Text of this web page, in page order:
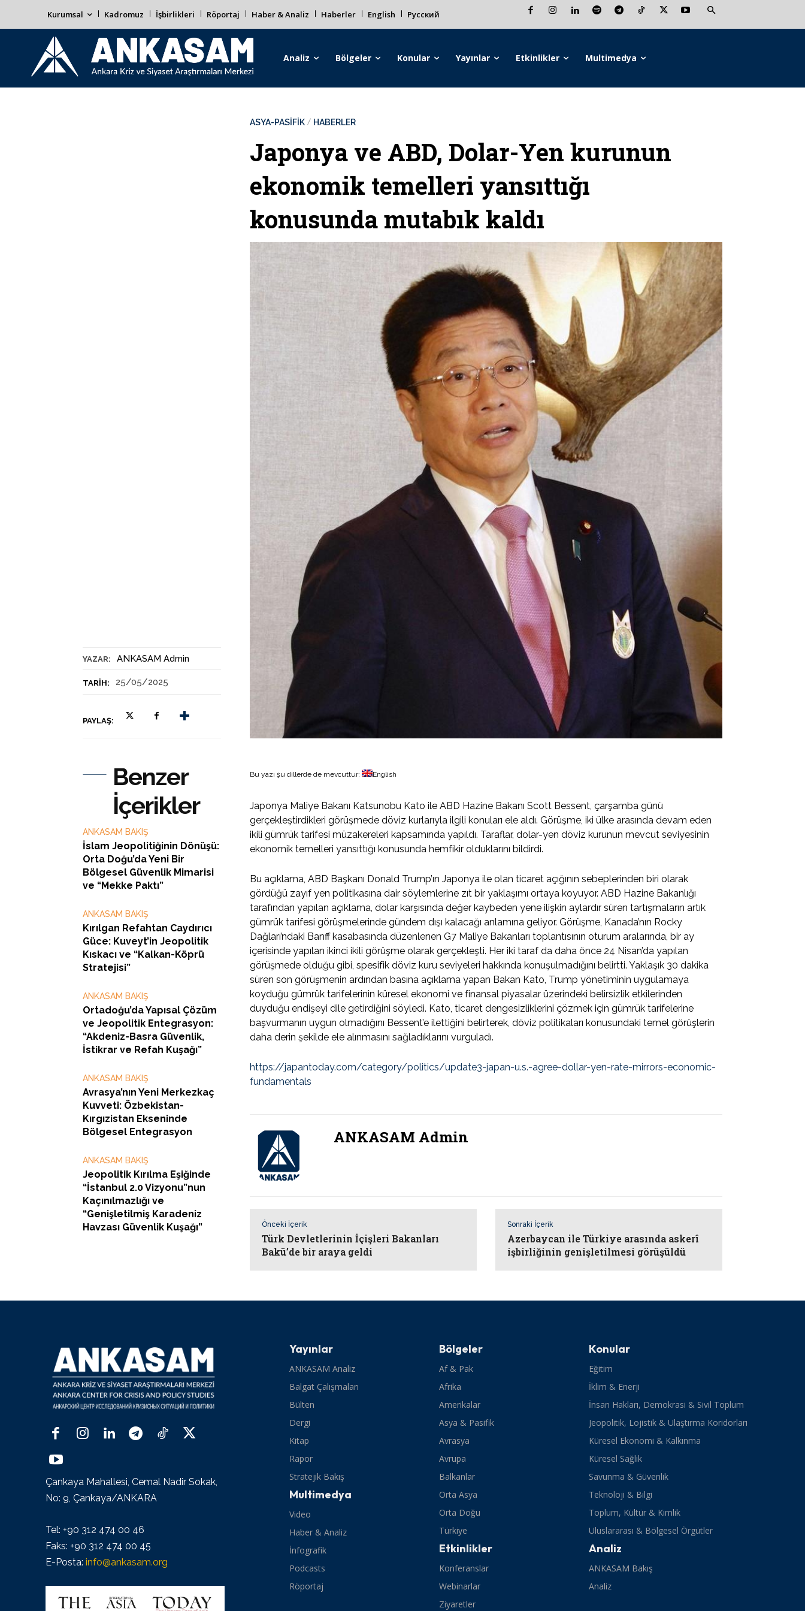
Kurumsal Kadromuz İşbirlikleri Röportaj Haber & Analiz Haberler English Русский
Analiz Bölgeler Konular Yayınlar Etkinlikler Multimedya
YAZAR: ANKASAM Admin
TARIH: 25/05/2025
PAYLAŞ:
ASYA-PASİFİK HABERLER
Japonya ve ABD, Dolar-Yen kurunun
ekonomik temelleri yansıttığı
konusunda mutabık kaldı
Benzer
İçerikler
ANKASAM BAKIŞ
İslam Jeopolitiğinin Dönüşü:
Orta Doğu’da Yeni Bir
Bölgesel Güvenlik Mimarisi
ve “Mekke Paktı”
ANKASAM BAKIŞ
Kırılgan Refahtan Caydırıcı
Güce: Kuveyt’in Jeopolitik
Kıskacı ve “Kalkan-Köprü
Stratejisi”
ANKASAM BAKIŞ
Ortadoğu’da Yapısal Çözüm
ve Jeopolitik Entegrasyon:
“Akdeniz-Basra Güvenlik,
İstikrar ve Refah Kuşağı”
ANKASAM BAKIŞ
Avrasya’nın Yeni Merkezkaç
Kuvveti: Özbekistan-
Kırgızistan Ekseninde
Bölgesel Entegrasyon
ANKASAM BAKIŞ
Jeopolitik Kırılma Eşiğinde
“İstanbul 2.0 Vizyonu”nun
Kaçınılmazlığı ve
“Genişletilmiş Karadeniz
Havzası Güvenlik Kuşağı”
Bu yazı şu dillerde de mevcuttur: English
Japonya Maliye Bakanı Katsunobu Kato ile ABD Hazine Bakanı Scott Bessent, çarşamba günü
gerçekleştirdikleri görüşmede döviz kurlarıyla ilgili konuları ele aldı. Görüşme, iki ülke arasında devam eden
ikili gümrük tarifesi müzakereleri kapsamında yapıldı. Taraflar, dolar-yen döviz kurunun mevcut seviyesinin
ekonomik temelleri yansıttığı konusunda hemfikir olduklarını bildirdi.
Bu açıklama, ABD Başkanı Donald Trump’ın Japonya ile olan ticaret açığının sebeplerinden biri olarak
gördüğü zayıf yen politikasına dair söylemlerine zıt bir yaklaşımı ortaya koyuyor. ABD Hazine Bakanlığı
tarafından yapılan açıklama, dolar karşısında değer kaybeden yene ilişkin aylardır süren tartışmaların artık
gümrük tarifesi görüşmelerinde gündem dışı kalacağı anlamına geliyor. Görüşme, Kanada’nın Rocky
Dağları’ndaki Banff kasabasında düzenlenen G7 Maliye Bakanları toplantısının oturum aralarında, bir ay
içerisinde yapılan ikinci ikili görüşme olarak gerçekleşti. Her iki taraf da daha önce 24 Nisan’da yapılan
görüşmede olduğu gibi, spesifik döviz kuru seviyeleri hakkında konuşulmadığını belirtti. Yaklaşık 30 dakika
süren son görüşmenin ardından basına açıklama yapan Bakan Kato, Trump yönetiminin uygulamaya
koyduğu gümrük tarifelerinin küresel ekonomi ve finansal piyasalar üzerindeki belirsizlik etkilerinden
duyduğu endişeyi dile getirdiğini söyledi. Kato, ticaret dengesizliklerini çözmek için gümrük tarifelerine
başvurmanın uygun olmadığını Bessent’e ilettiğini belirterek, döviz politikaları konusundaki temel görüşlerin
daha derin şekilde ele alınmasını sağladıklarını vurguladı.
https://japantoday.com/category/politics/update3-japan-u.s.-agree-dollar-yen-rate-mirrors-economic-
fundamentals
ANKASAM Admin
Önceki İçerik
Türk Devletlerinin İçişleri Bakanları
Bakü’de bir araya geldi
Sonraki İçerik
Azerbaycan ile Türkiye arasında askerî
işbirliğinin genişletilmesi görüşüldü
Çankaya Mahallesi, Cemal Nadir Sokak,
No: 9, Çankaya/ANKARA
Tel: +90 312 474 00 46
Faks: +90 312 474 00 45
E-Posta: info@ankasam.org
Yayınlar
ANKASAM Analiz
Balgat Çalışmaları
Bülten
Dergi
Kitap
Rapor
Stratejik Bakış
Multimedya
Video
Haber & Analiz
İnfografik
Podcasts
Röportaj
Bölgeler
Af & Pak
Afrika
Amerikalar
Asya & Pasifik
Avrasya
Avrupa
Balkanlar
Orta Asya
Orta Doğu
Türkiye
Etkinlikler
Konferanslar
Webinarlar
Ziyaretler
Konular
Eğitim
İklim & Enerji
İnsan Hakları, Demokrasi & Sivil Toplum
Jeopolitik, Lojistik & Ulaştırma Koridorları
Küresel Ekonomi & Kalkınma
Küresel Sağlık
Savunma & Güvenlik
Teknoloji & Bilgi
Toplum, Kültür & Kimlik
Uluslararası & Bölgesel Örgütler
Analiz
ANKASAM Bakış
Analiz